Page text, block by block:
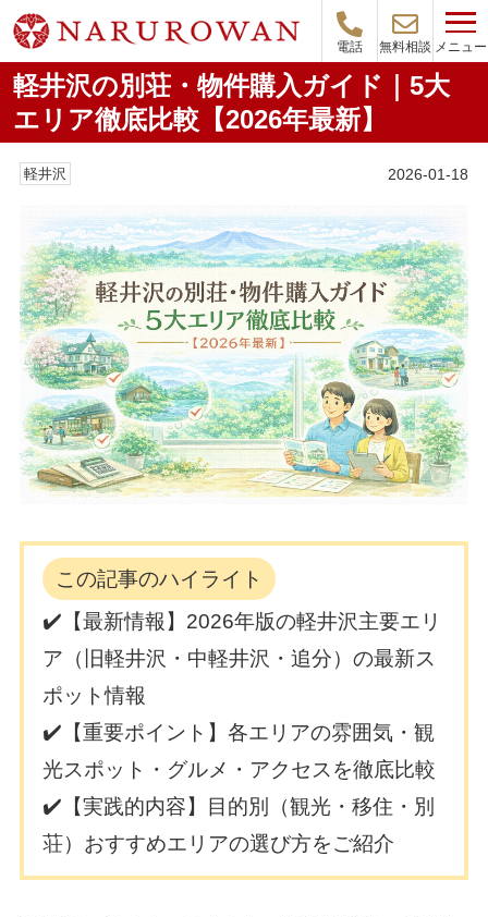
電話 無料相談 メニュー
軽井沢の別荘・物件購入ガイド｜5大
エリア徹底比較【2026年最新】
軽井沢 2026-01-18
この記事のハイライト
✔️【最新情報】2026年版の軽井沢主要エリ
ア（旧軽井沢・中軽井沢・追分）の最新ス
ポット情報
✔️【重要ポイント】各エリアの雰囲気・観
光スポット・グルメ・アクセスを徹底比較
✔️【実践的内容】目的別（観光・移住・別
荘）おすすめエリアの選び方をご紹介